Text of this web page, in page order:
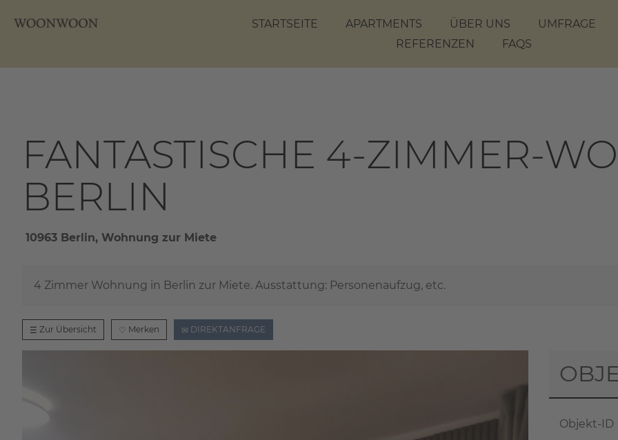
STARTSEITE APARTMENTS ÜBER UNS UMFRAGE
REFERENZEN
FAQS
FANTASTISCHE 4-ZIMMER-
BERLIN
10963 Berlin, Wohnung zur Miete
4 Zimmer Wohnung in Berlin zur Miete. Ausstattung: Personenaufzug, etc.
Zur Übersicht Merken DIREKTANFRAGE
Objekt-ID